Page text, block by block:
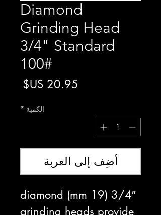
Diamond
Grinding Head
3/4" Standard
100#
الكمية *
أضِف إلى العربة
3/4″ (19 mm) diamond
grinding heads provide